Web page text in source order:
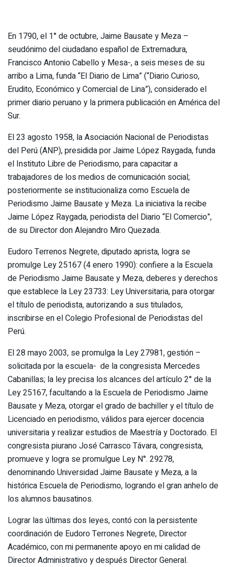
En 1790, el 1° de octubre, Jaime Bausate y Meza –
seudónimo del ciudadano español de Extremadura,
Francisco Antonio Cabello y Mesa-, a seis meses de su
arribo a Lima, funda “El Diario de Lima” (“Diario Curioso,
Erudito, Económico y Comercial de Lina”), considerado el
primer diario peruano y la primera publicación en América del
Sur.
El 23 agosto 1958, la Asociación Nacional de Periodistas
del Perú (ANP), presidida por Jaime López Raygada, funda
el Instituto Libre de Periodismo, para capacitar a
trabajadores de los medios de comunicación social;
posteriormente se institucionaliza como Escuela de
Periodismo Jaime Bausate y Meza. La iniciativa la recibe
Jaime López Raygada, periodista del Diario “El Comercio”,
de su Director don Alejandro Miro Quezada.
Eudoro Terrenos Negrete, diputado aprista, logra se
promulge Ley 25167 (4 enero 1990): confiere a la Escuela
de Periodismo Jaime Bausate y Meza, deberes y derechos
que establece la Ley 23733: Ley Universitaria, para otorgar
el título de periodista, autorizando a sus titulados,
inscribirse en el Colegio Profesional de Periodistas del
Perú.
El 28 mayo 2003, se promulga la Ley 27981, gestión –
solicitada por la escuela- de la congresista Mercedes
Cabanillas; la ley precisa los alcances del artículo 2° de la
Ley 25167, facultando a la Escuela de Periodismo Jaime
Bausate y Meza, otorgar el grado de bachiller y el título de
Licenciado en periodismo, válidos para ejercer docencia
universitaria y realizar estudios de Maestría y Doctorado. El
congresista piurano José Carrasco Távara, congresista,
promueve y logra se promulgue Ley N°. 29278,
denominando Universidad Jaime Bausate y Meza, a la
histórica Escuela de Periodismo, logrando el gran anhelo de
los alumnos bausatinos.
Lograr las últimas dos leyes, contó con la persistente
coordinación de Eudoro Terrones Negrete, Director
Académico, con mi permanente apoyo en mi calidad de
Director Administrativo y después Director General.